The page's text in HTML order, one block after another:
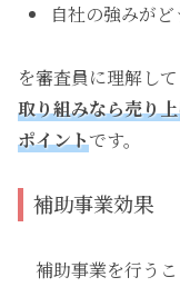
自社の強みが
を審査員に理解し
取り組みなら売り
ポイントです。
補助事業効果
補助事業を行う